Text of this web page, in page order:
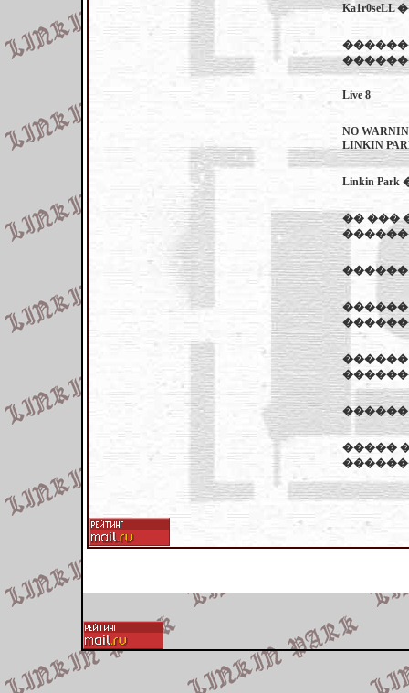
Ka1r0seLL
Live 8
NO
LINKIN
Linkin
�� ���
������
������
������ �
�����
�������